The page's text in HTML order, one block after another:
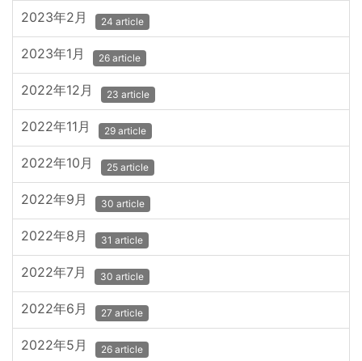
2023年2月 24 article
2023年1月 26 article
2022年12月 23 article
2022年11月 29 article
2022年10月 25 article
2022年9月 30 article
2022年8月 31 article
2022年7月 30 article
2022年6月 27 article
2022年5月 26 article